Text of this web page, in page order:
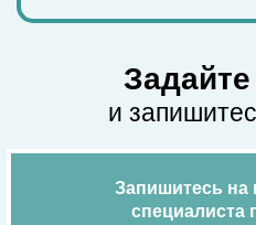
и
Запишитесь на
специалиста